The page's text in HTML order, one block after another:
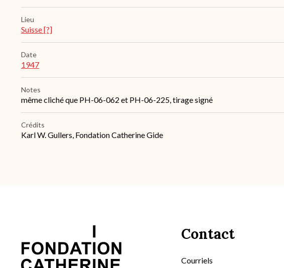
Lieu
Suisse [?]
Date
1947
Notes
même cliché que PH-06-062 et PH-06-225, tirage signé
Crédits
Karl W. Gullers, Fondation Catherine Gide
Contact
Courriels